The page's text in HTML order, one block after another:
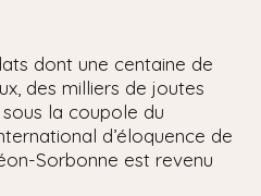
dont une centaine de
des milliers de joutes
la coupole du
d’éloquence de
Sorbonne est revenu